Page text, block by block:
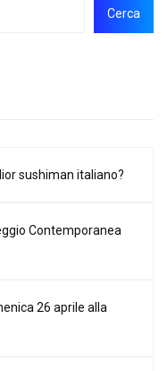
Cerca
sushiman italiano?
Contemporanea
26 aprile alla